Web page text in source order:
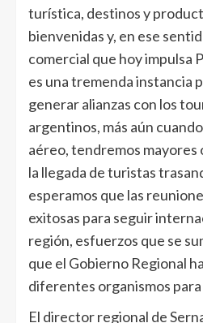
turística, destinos y
bienvenidas y, en ese
comercial que hoy impulsa
es una tremenda instancia
generar alianzas con los
argentinos, más aún
aéreo, tendremos
la llegada de turistas
esperamos que las
exitosas para seguir
región, esfuerzos que se
que el Gobierno Regional
diferentes organismos
El director regional de